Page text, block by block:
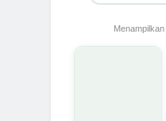
Menampilkan